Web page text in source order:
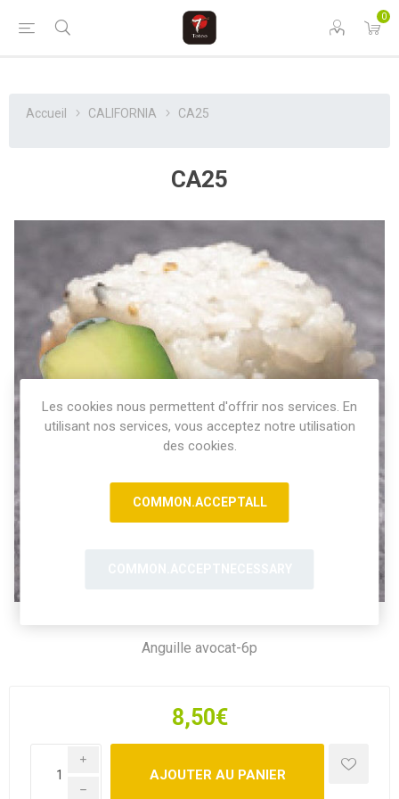
0
Accueil CALIFORNIA CA25
CA25
Anguille avocat-6p
8,50€
i
h
Les cookies nous permettent d'offrir nos services. En
utilisant nos services, vous acceptez notre utilisation
des cookies.
COMMON.ACCEPTALL